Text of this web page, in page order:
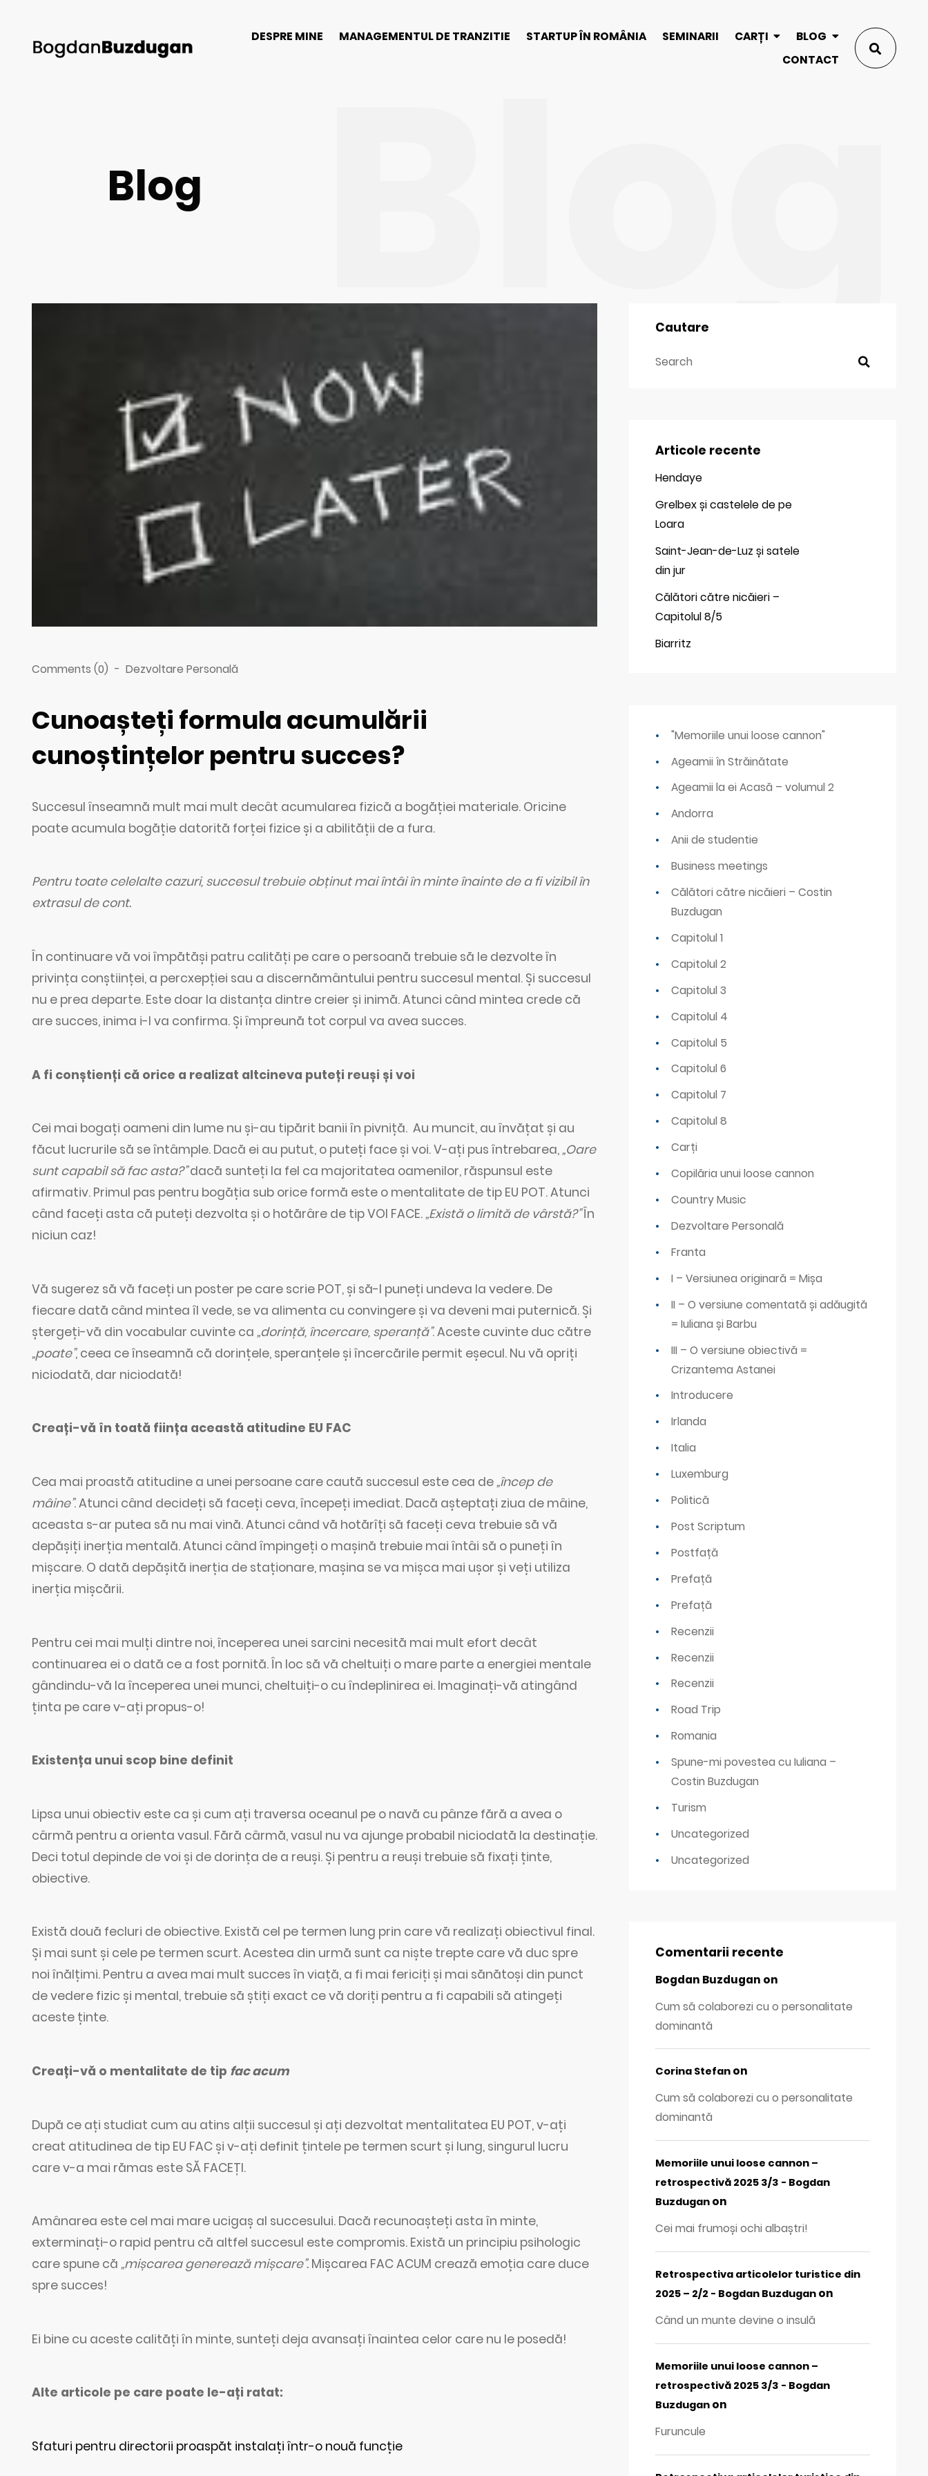
DESPRE MINE MANAGEMENTUL DE TRANZITIE STARTUP ÎN ROMÂNIA SEMINARII CARȚI
BLOG
CONTACT
Blog Blog
Comments (0) - Dezvoltare Personală
Cunoașteți formula acumulării
cunoștințelor pentru succes?
Succesul înseamnă mult mai mult decât acumularea fizică a bogăției materiale. Oricine
poate acumula bogăție datorită forței fizice și a abilității de a fura.
Pentru toate celelalte cazuri, succesul trebuie obținut mai întâi în minte înainte de a fi vizibil în
extrasul de cont.
În continuare vă voi împătăși patru calități pe care o persoană trebuie să le dezvolte în
privința conștiinței, a percxepției sau a discernământului pentru succesul mental. Și succesul
nu e prea departe. Este doar la distanța dintre creier și inimă. Atunci când mintea crede că
are succes, inima i-l va confirma. Și împreună tot corpul va avea succes.
A fi conștienți că orice a realizat altcineva puteți reuși și voi
Cei mai bogați oameni din lume nu și-au tipărit banii în pivniță. Au muncit, au învățat și au
făcut lucrurile să se întâmple. Dacă ei au putut, o puteți face și voi. V-ați pus întrebarea,„Oare
sunt capabil să fac asta?”dacă sunteți la fel ca majoritatea oamenilor, răspunsul este
afirmativ. Primul pas pentru bogăția sub orice formă este o mentalitate de tip EU POT. Atunci
când faceți asta că puteți dezvolta și o hotărâre de tip VOI FACE.„Există o limită de vârstă?”În
niciun caz!
Vă sugerez să vă faceți un poster pe care scrie POT, și să-l puneți undeva la vedere. De
fiecare dată când mintea îl vede, se va alimenta cu convingere și va deveni mai puternică. Și
ștergeți-vă din vocabular cuvinte ca„dorință, încercare, speranță”. Aceste cuvinte duc către
„poate”, ceea ce înseamnă că dorințele, speranțele și încercările permit eșecul. Nu vă opriți
niciodată, dar niciodată!
Creați-vă în toată ființa această atitudine EU FAC
Cea mai proastă atitudine a unei persoane care caută succesul este cea de„încep de
mâine”. Atunci când decideți să faceți ceva, începeți imediat. Dacă așteptați ziua de mâine,
aceasta s-ar putea să nu mai vină. Atunci când vă hotărîți să faceți ceva trebuie să vă
depășiți inerția mentală. Atunci când împingeți o mașină trebuie mai întâi să o puneți în
mișcare. O dată depășită inerția de staționare, mașina se va mișca mai ușor și veți utiliza
inerția mișcării.
Pentru cei mai mulți dintre noi, începerea unei sarcini necesită mai mult efort decât
continuarea ei o dată ce a fost pornită. În loc să vă cheltuiți o mare parte a energiei mentale
gândindu-vă la începerea unei munci, cheltuiți-o cu îndeplinirea ei. Imaginați-vă atingând
ținta pe care v-ați propus-o!
Existența unui scop bine definit
Lipsa unui obiectiv este ca și cum ați traversa oceanul pe o navă cu pânze fără a avea o
cârmă pentru a orienta vasul. Fără cârmă, vasul nu va ajunge probabil niciodată la destinație.
Deci totul depinde de voi și de dorința de a reuși. Și pentru a reuși trebuie să fixați ținte,
obiective.
Există două fecluri de obiective. Există cel pe termen lung prin care vă realizați obiectivul final.
Și mai sunt și cele pe termen scurt. Acestea din urmă sunt ca niște trepte care vă duc spre
noi înălțimi. Pentru a avea mai mult succes în viață, a fi mai fericiți și mai sănătoși din punct
de vedere fizic și mental, trebuie să știți exact ce vă doriți pentru a fi capabili să atingeți
aceste ținte.
Creați-vă o mentalitate de tip fac acum
După ce ați studiat cum au atins alții succesul și ați dezvoltat mentalitatea EU POT, v-ați
creat atitudinea de tip EU FAC și v-ați definit țintele pe termen scurt și lung, singurul lucru
care v-a mai rămas este SĂ FACEȚI.
Amânarea este cel mai mare ucigaș al succesului. Dacă recunoașteți asta în minte,
exterminați-o rapid pentru că altfel succesul este compromis. Există un principiu psihologic
care spune că„mișcarea generează mișcare”. Mișcarea FAC ACUM crează emoția care duce
spre succes!
Ei bine cu aceste calități în minte, sunteți deja avansați înaintea celor care nu le posedă!
Alte articole pe care poate le-ați ratat:
Sfaturi pentru directorii proaspăt instalați într-o nouă funcție
Cautare
Articole recente
Hendaye
Grelbex și castelele de pe
Loara
Saint-Jean-de-Luz și satele
din jur
Călători către nicăieri –
Capitolul 8/5
Biarritz
"Memoriile unui loose cannon"
Ageamii în Străinătate
Ageamii la ei Acasă – volumul 2
Andorra
Anii de studentie
Business meetings
Călători către nicăieri – Costin
Buzdugan
Capitolul 1
Capitolul 2
Capitolul 3
Capitolul 4
Capitolul 5
Capitolul 6
Capitolul 7
Capitolul 8
Carți
Copilăria unui loose cannon
Country Music
Dezvoltare Personală
Franta
I – Versiunea originară = Mișa
II – O versiune comentată și adăugită
= Iuliana și Barbu
III – O versiune obiectivă =
Crizantema Astanei
Introducere
Irlanda
Italia
Luxemburg
Politică
Post Scriptum
Postfață
Prefață
Prefață
Recenzii
Recenzii
Recenzii
Road Trip
Romania
Spune-mi povestea cu Iuliana –
Costin Buzdugan
Turism
Uncategorized
Uncategorized
Comentarii recente
Bogdan Buzdugan on
Cum să colaborezi cu o personalitate
dominantă
Corina Stefan on
Cum să colaborezi cu o personalitate
dominantă
Memoriile unui loose cannon –
retrospectivă 2025 3/3 - Bogdan
Buzdugan on
Cei mai frumoși ochi albaștri!
Retrospectiva articolelor turistice din
2025 – 2/2 - Bogdan Buzdugan on
Când un munte devine o insulă
Memoriile unui loose cannon –
retrospectivă 2025 3/3 - Bogdan
Buzdugan on
Furuncule